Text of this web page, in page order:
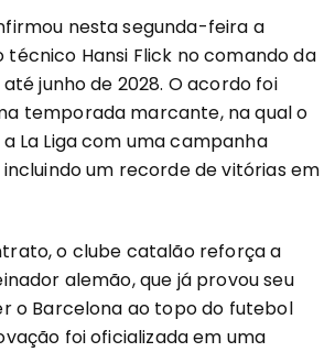
nesta segunda-feira a
Hansi Flick no comando da
junho de 2028. O acordo foi
temporada marcante, na qual o
La Liga com uma campanha
um recorde de vitórias em
o clube catalão reforça a
alemão, que já provou seu
o Barcelona ao topo do futebol
foi oficializada em uma